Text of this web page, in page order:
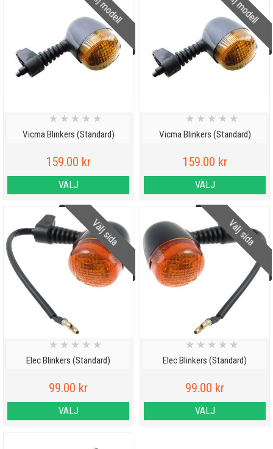
Vicma Blinkers (Standard)
★ ★ ★ ★ ★
159.00 kr
VÄLJ
Vicma Blinkers (Standard)
★ ★ ★ ★ ★
159.00 kr
VÄLJ
Välj sida
Elec Blinkers (Standard)
★ ★ ★ ★ ★
99.00 kr
VÄLJ
Välj sida
Elec Blinkers (Standard)
★ ★ ★ ★ ★
99.00 kr
VÄLJ